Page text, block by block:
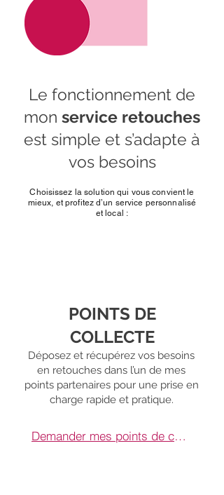
Le fonctionnement de
mon service retouches
est simple et s’adapte à
vos besoins
Choisissez la solution qui vous convient le
mieux, et profitez d’un service personnalisé
et local :
POINTS DE
COLLECTE
Déposez et récupérez vos besoins
en retouches dans l’un de mes
points partenaires pour une prise en
charge rapide et pratique.
Demander mes points de collecte